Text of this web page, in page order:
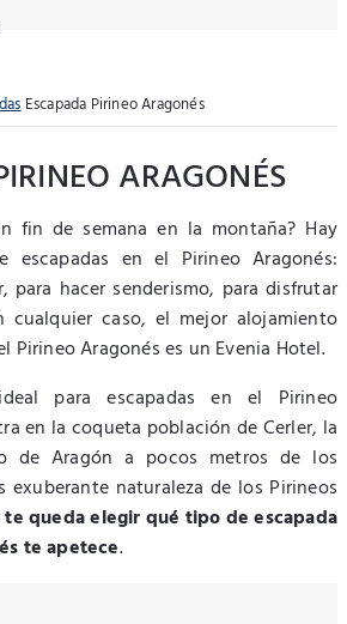
Escapada Pirineo Aragonés
ARAGONÉS
fin de semana en la montaña? Hay
escapadas en el Pirineo Aragonés:
para hacer senderismo, para disfrutar
cualquier caso, el mejor alojamiento
Pirineo Aragonés es un Evenia Hotel.
para escapadas en el Pirineo
en la coqueta población de Cerler, la
de Aragón a pocos metros de los
exuberante naturaleza de los Pirineos
te queda elegir qué tipo de escapada
te apetece.